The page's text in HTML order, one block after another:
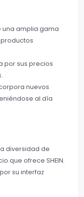
una amplia gama
por sus precios
nuevos
al día
diversidad de
que ofrece SHEIN.
su interfaz